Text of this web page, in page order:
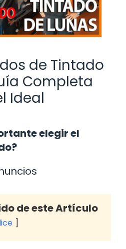
de Tintado
Completa
Ideal
elegir el
de este Artículo